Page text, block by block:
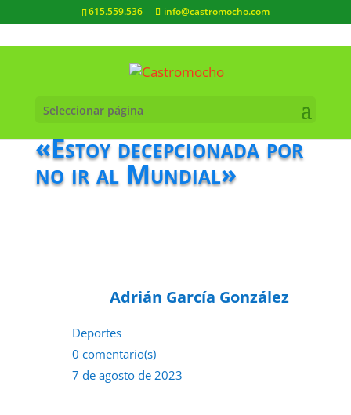
615.559.536 info@castromocho.com
Seleccionar página
«Estoy decepcionada por
no ir al Mundial»
Adrián García González
Deportes
0 comentario(s)
7 de agosto de 2023